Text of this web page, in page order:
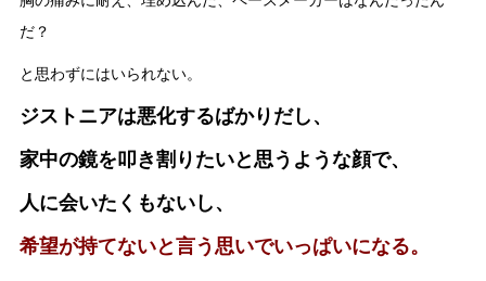
だ？
と思わずにはいられない。
ジストニアは悪化するばかりだし、
家中の鏡を叩き割りたいと思うような顔で、
人に会いたくもないし、
希望が持てないと言う思いでいっぱいになる。